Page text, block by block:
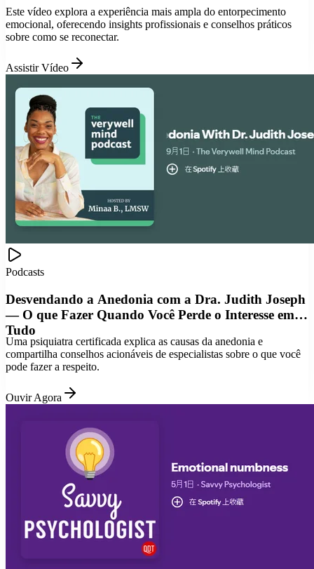
Este vídeo explora a experiência mais ampla do entorpecimento
emocional, oferecendo insights profissionais e conselhos práticos
sobre como se reconectar.
Assistir Vídeo
Podcasts
Desvendando a Anedonia com a Dra. Judith Joseph
— O que Fazer Quando Você Perde o Interesse em
Tudo
Uma psiquiatra certificada explica as causas da anedonia e
compartilha conselhos acionáveis de especialistas sobre o que você
pode fazer a respeito.
Ouvir Agora